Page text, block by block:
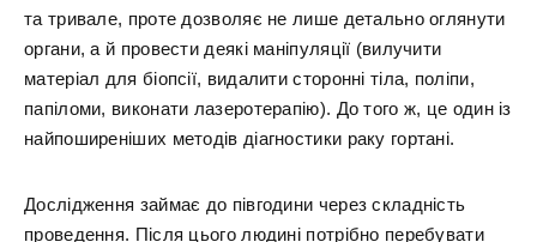
та тривале, проте дозволяє не лише детально оглянути
органи, а й провести деякі маніпуляції (вилучити
матеріал для біопсії, видалити сторонні тіла, поліпи,
папіломи, виконати лазеротерапію). До того ж, це один із
найпоширеніших методів діагностики раку гортані.
Дослідження займає до півгодини через складність
проведення. Після цього людині потрібно перебувати